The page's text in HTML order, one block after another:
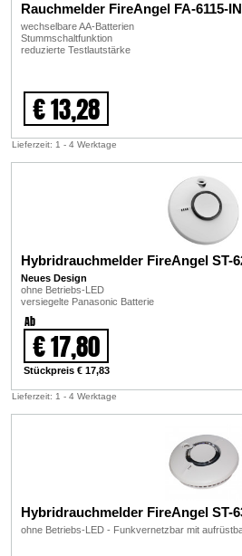
Rauchmelder FireAngel FA-6115-
wechselbare AA-Batterien
Stummschaltfunktion
reduzierte Testlautstärke
€ 13,28
Lieferzeit: 1 - 4 Werktage
Hybridrauchmelder FireAngel ST-
Neues Design
ohne Betriebs-LED
versiegelte Panasonic Batterie
Ab
€ 17,80
Stückpreis € 17,83
Lieferzeit: 1 - 4 Werktage
Hybridrauchmelder FireAngel ST-
ohne Betriebs-LED - Funkvernetzbar mit